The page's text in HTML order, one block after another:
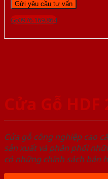
Gọi 0976.169.864
Cửa Gỗ HDF
Cửa gỗ công nghiệp cao
sản xuất và phân phối
có những chính sách bán